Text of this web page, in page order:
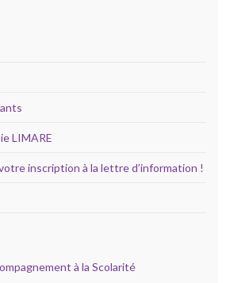
LIMARE
inscription à la lettre d’information !
à la Scolarité